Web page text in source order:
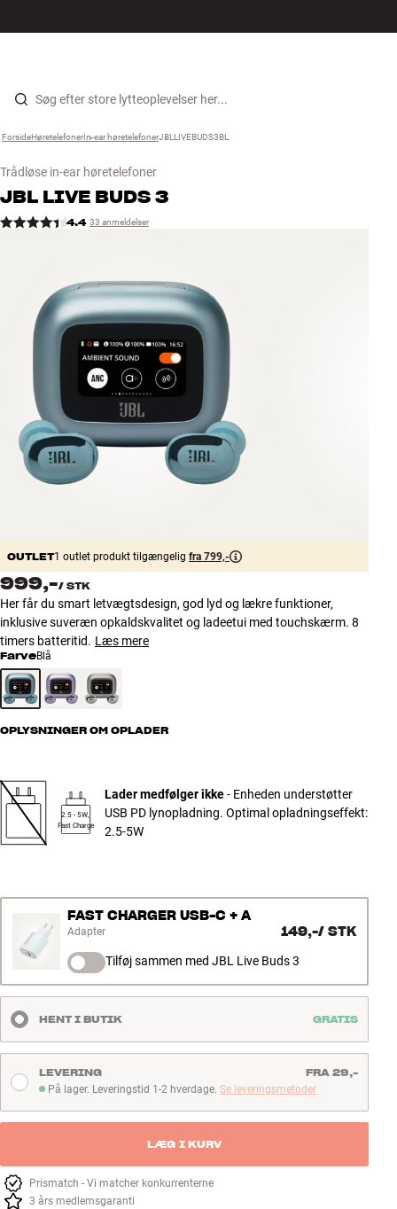
Gå til indhold
Højtaler
Høretelefoner
Systemer
Kabler
Tilbehør
INSPIRATION
TILBUD
Find Butik
Kundeservice
Log ind
Kundeservice
Byg med Lyd
Forside ›
Høretelefoner ›
In-ear høretelefoner ›
JBLLIVEBUDS3BL
Trådløse in-ear høretelefoner
JBL LIVE BUDS 3
4.4 33 anmeldelser
OUTLET1 outlet produkt tilgængelig fra 799,-
999,-/ STK
Her får du smart letvægtsdesign, god lyd og lækre funktioner,
inklusive suveræn opkaldskvalitet og ladeetui med touchskærm. 8
timers batteritid. Læs mere
FarveBlå
OPLYSNINGER OM OPLADER
2.5 - 5W,
Fast Charge
Lader medfølger ikke- Enheden understøtter
USB PD lynopladning. Optimal opladningseffekt:
2.5-5W
FAST CHARGER USB-C + A
Adapter 149,-/ STK
Tilføj sammen med JBL Live Buds 3
HENT I BUTIK GRATIS
På lager. Leveringstid 1-2 hverdage
På lager. Leveringstid 1-2 hverdage. Se leveringsmetoder
LEVERING FRA 29,-
LÆG I KURV
Prismatch - Vi matcher konkurrenterne
3 års medlemsgaranti